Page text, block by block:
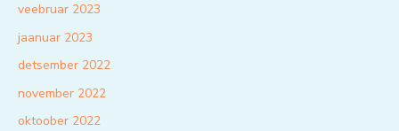
veebruar 2023
jaanuar 2023
detsember 2022
november 2022
oktoober 2022